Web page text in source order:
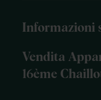
Informazioni
Vendita
16ème